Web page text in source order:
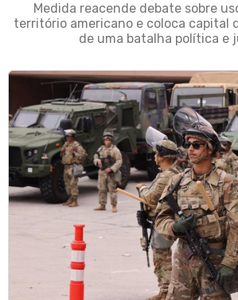
Medida reacende debate sobre
território americano e coloca capital
de uma batalha política e